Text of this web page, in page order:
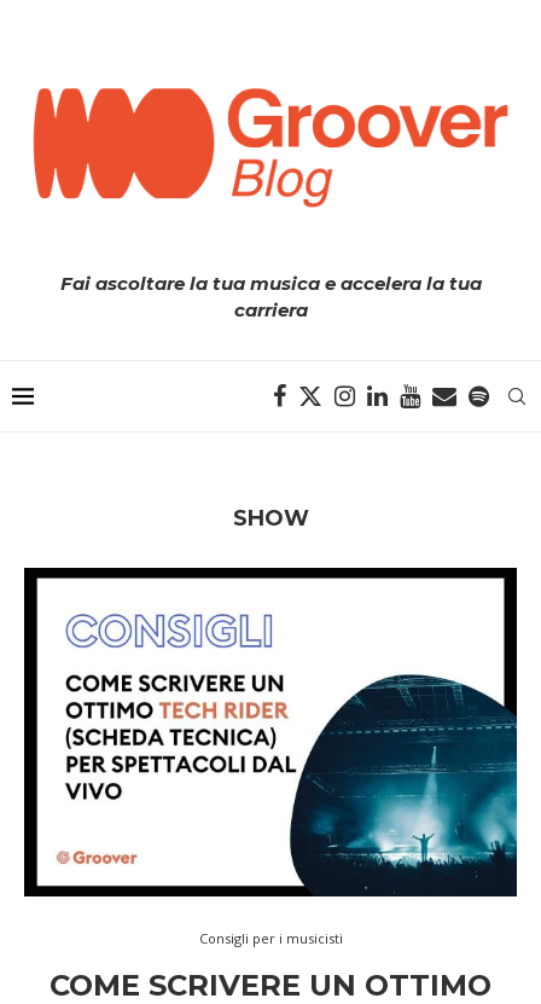
Fai ascoltare la tua musica e accelera la tua
carriera
SHOW
Consigli per i musicisti
COME SCRIVERE UN OTTIMO